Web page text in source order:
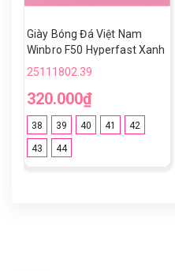
Giày Bóng Đá Việt Nam
Winbro F50 Hyperfast Xanh
Ngọc Vạch Đen TF
25111802.39
320.000₫
38 39 40 41 42
43 44